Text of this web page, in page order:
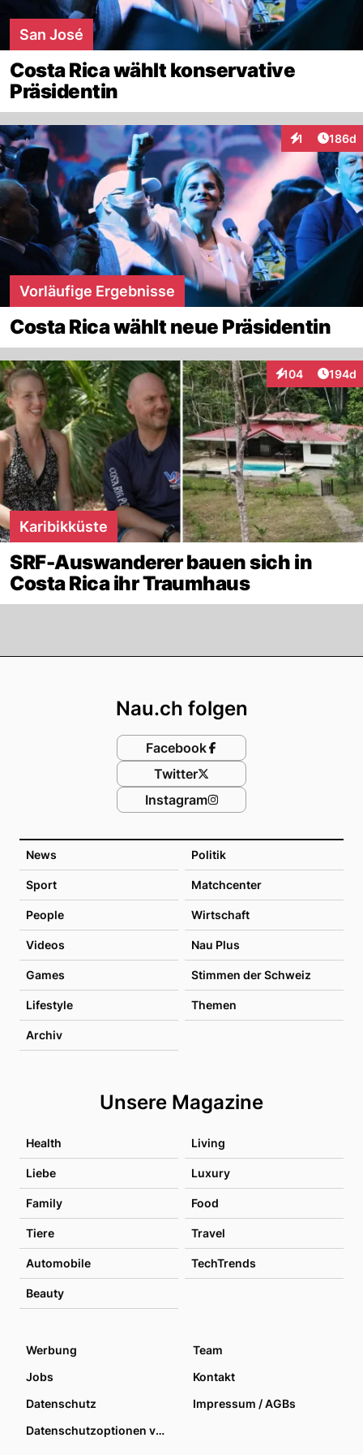
San José
Costa Rica wählt konservative
Präsidentin
1
Interaktionen
186d
Vorläufige Ergebnisse
Costa Rica wählt neue Präsidentin
104
Interaktionen194d
Karibikküste
SRF-Auswanderer bauen sich in
Costa Rica ihr Traumhaus
News Politik
Sport Matchcenter
People Wirtschaft
Videos Nau Plus
Games Stimmen der Schweiz
Lifestyle Themen
Archiv
Unsere Magazine
Health Living
Liebe Luxury
Family Food
Tiere Travel
Automobile TechTrends
Beauty
Nau.ch folgen
Facebook
Twitter
Instagram
Werbung
Team
Jobs
Kontakt
Datenschutz
Impressum / AGBs
Datenschutzoptionen verwalten